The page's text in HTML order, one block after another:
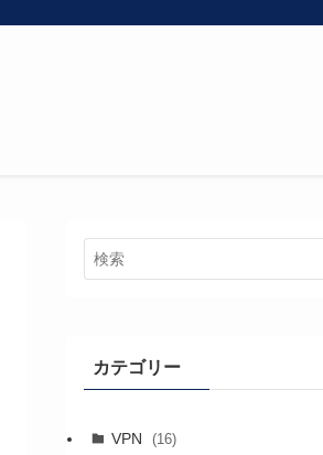
カテゴリー
VPN (16)